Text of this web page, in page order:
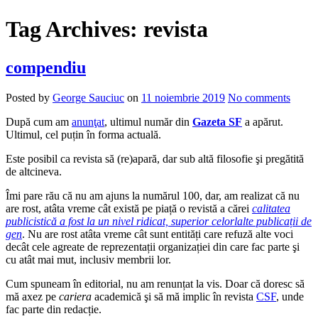
Tag Archives: revista
compendiu
Posted by George Sauciuc on 11 noiembrie 2019 No comments
După cum am anunţat, ultimul număr din Gazeta SF a apărut.
Ultimul, cel puțin în forma actuală.
Este posibil ca revista să (re)apară, dar sub altă filosofie şi pregătită
de altcineva.
Îmi pare rău că nu am ajuns la numărul 100, dar, am realizat că nu
are rost, atâta vreme cât există pe piață o revistă a cărei calitatea
publicistică a fost la un nivel ridicat, superior celorlalte publicații de
gen. Nu are rost atâta vreme cât sunt entități care refuză alte voci
decât cele agreate de reprezentații organizației din care fac parte şi
cu atât mai mut, inclusiv membrii lor.
Cum spuneam în editorial, nu am renunțat la vis. Doar că doresc să
mă axez pe cariera academică şi să mă implic în revista CSF, unde
fac parte din redacție.